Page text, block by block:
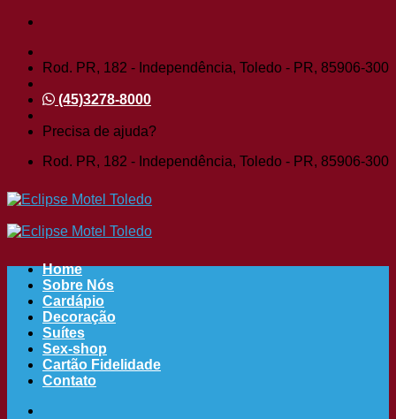
Pular
conteúdoRod. PR, 182 - Independência, Toledo - PR, 85906-300
(45)3278-8000
Precisa de ajuda?
Rod. PR, 182 - Independência, Toledo - PR, 85906-300
Home
Sobre Nós
Cardápio
Decoração
Suítes
Sex-shop
Cartão Fidelidade
Contato